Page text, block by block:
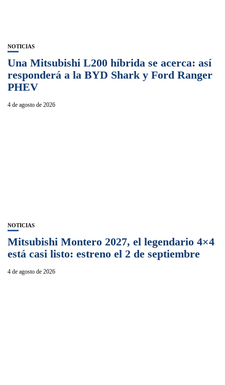
NOTICIAS
Una Mitsubishi L200 híbrida se acerca: así
responderá a la BYD Shark y Ford Ranger
PHEV
4 de agosto de 2026
NOTICIAS
Mitsubishi Montero 2027, el legendario 4×4
está casi listo: estreno el 2 de septiembre
4 de agosto de 2026